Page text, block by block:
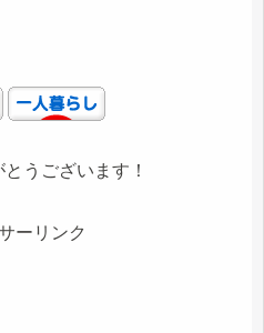
うございます！
ーリンク